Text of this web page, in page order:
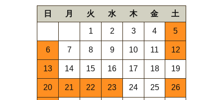
日 月 火 水 木 金 土
1 2 3 4 5
6 7 8 9 10 11 12
13 14 15 16 17 18 19
20 21 22 23 24 25 26